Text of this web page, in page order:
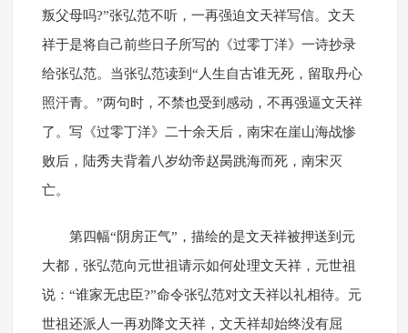
叛父母吗?”张弘范不听，一再强迫文天祥写信。文天
祥于是将自己前些日子所写的《过零丁洋》一诗抄录
给张弘范。当张弘范读到“人生自古谁无死，留取丹心
照汗青。”两句时，不禁也受到感动，不再强逼文天祥
了。写《过零丁洋》二十余天后，南宋在崖山海战惨
败后，陆秀夫背着八岁幼帝赵昺跳海而死，南宋灭
亡。
第四幅“阴房正气”，描绘的是文天祥被押送到元
大都，张弘范向元世祖请示如何处理文天祥，元世祖
说：“谁家无忠臣?”命令张弘范对文天祥以礼相待。元
世祖还派人一再劝降文天祥，文天祥却始终没有屈